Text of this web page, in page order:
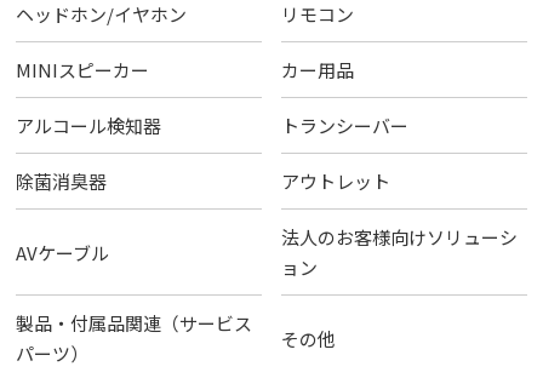
ヘッドホン/イヤホン リモコン
MINIスピーカー カー用品
アルコール検知器 トランシーバー
除菌消臭器 アウトレット
AVケーブル
法人のお客様向けソリューシ
ョン
製品・付属品関連（サービス
パーツ）
その他